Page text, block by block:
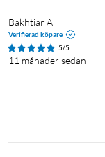
Bakhtiar A
Verifierad köpare
5/5
11 månader sedan